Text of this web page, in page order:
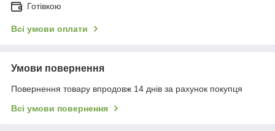
Готівкою
Всі умови оплати
Умови повернення
Повернення товару впродовж 14 днів за рахунок покупця
Всі умови повернення